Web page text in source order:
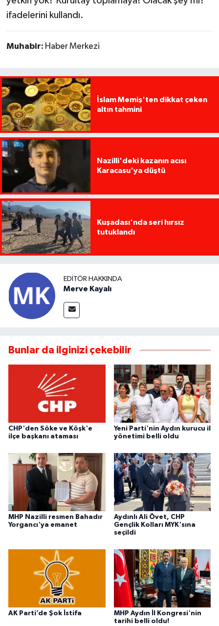
ifadelerini kullandı.
Muhabir: Haber Merkezi
İslam Memiş'ten dikkat çeken
altın tahmini
Nazilli'deki kazanın acısı
Karacasu'ya düştü
Kuşadası'nda seri hırsız
tutuklandı
EDITÖR HAKKINDA
Merve Kayalı
Bunlar da ilginizi çekebilir
CHP'den Söke ve Köşk'e
ilçe başkanı ataması
Yeni Parti'nin Aydın kurucu il
yönetimi belli oldu
MHP Nazilli resmen Bahadır
Yorgancı'ya emanet
Aydınlı Ali Övet, CHP
Gençlik Kolları MYK'sına
seçildi
AK Parti’de Şok İstifa
MHP Aydın İl Kongresi'nin
tarihi belli oldu!